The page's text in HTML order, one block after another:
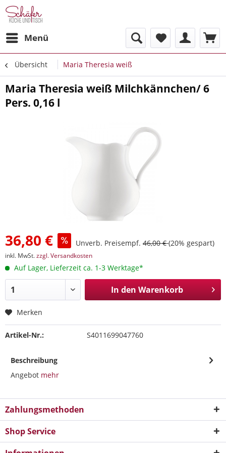
Menü
Übersicht Maria Theresia weiß
Maria Theresia weiß Milchkännchen/ 6
Pers. 0,16 l
36,80 € Unverb. Preisempf. 46,00 €(20% gespart)
inkl. MwSt.zzgl. Versandkosten
Auf Lager, Lieferzeit ca. 1-3 Werktage*
In den Warenkorb
Merken
Artikel-Nr.: S4011699047760
Beschreibung
Angebot mehr
Zahlungsmethoden
Shop Service